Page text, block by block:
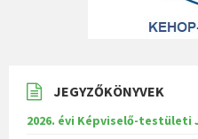
JEGYZŐKÖNYVEK
2026. évi Képviselő-testületi